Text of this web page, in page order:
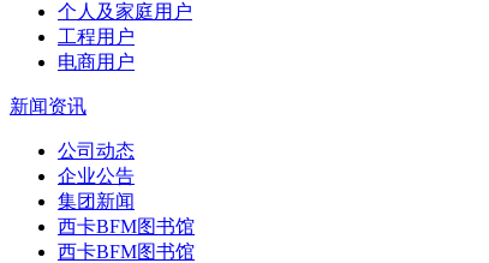
个人及家庭用户
工程用户
电商用户
新闻资讯
公司动态
企业公告
集团新闻
西卡BFM图书馆
西卡BFM图书馆